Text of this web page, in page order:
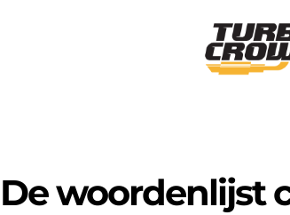
De woordenlijst